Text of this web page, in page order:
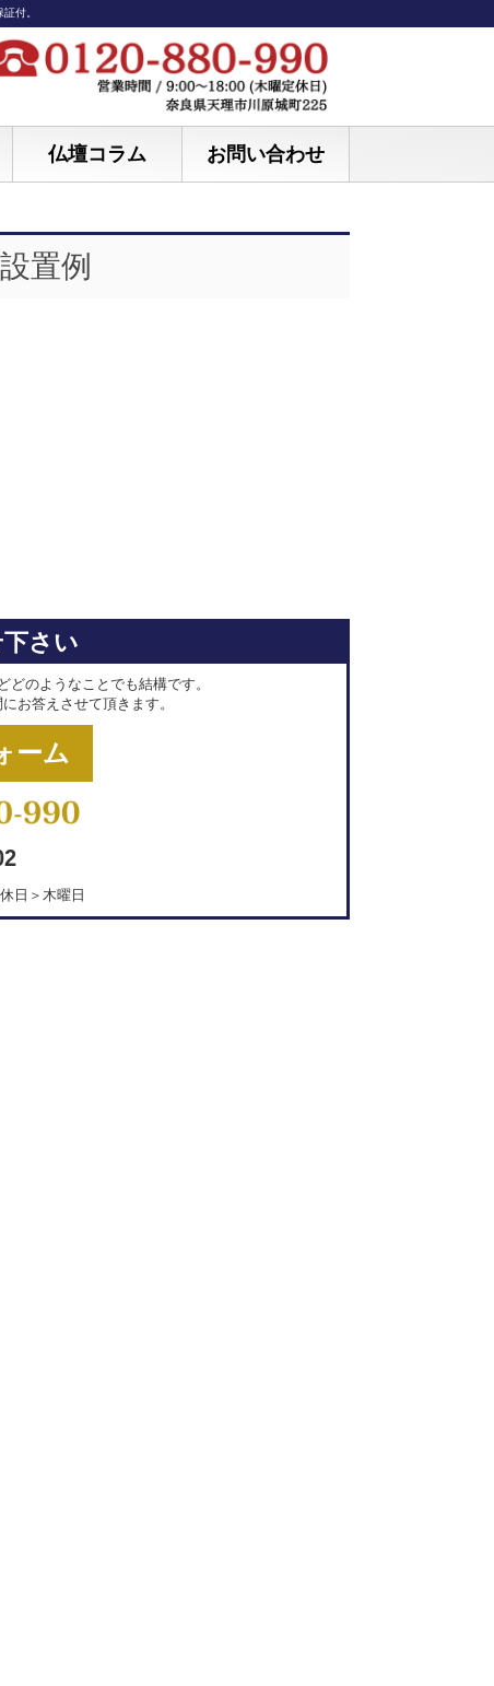
付。
仏壇コラム お問い合わせ
置例
さい
どのようなことでも結構です。
お答えさせて頂きます。
ーム
日＞木曜日